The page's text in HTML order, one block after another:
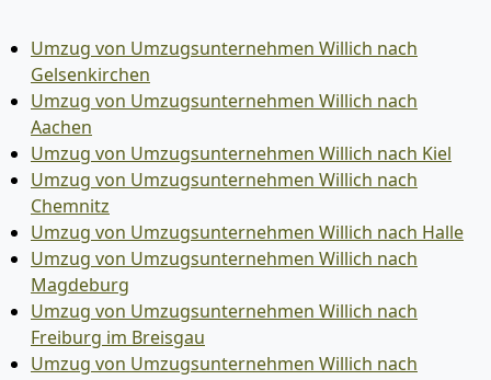
Umzug von Umzugsunternehmen Willich nach
Gelsenkirchen
Umzug von Umzugsunternehmen Willich nach
Aachen
Umzug von Umzugsunternehmen Willich nach Kiel
Umzug von Umzugsunternehmen Willich nach
Chemnitz
Umzug von Umzugsunternehmen Willich nach Halle
Umzug von Umzugsunternehmen Willich nach
Magdeburg
Umzug von Umzugsunternehmen Willich nach
Freiburg im Breisgau
Umzug von Umzugsunternehmen Willich nach